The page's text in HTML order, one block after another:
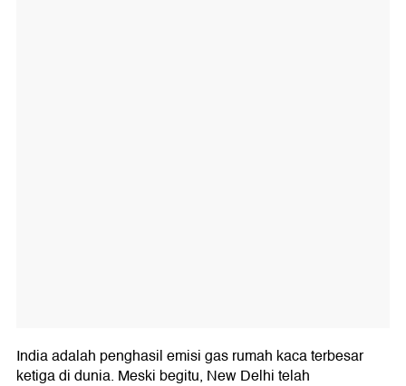
India adalah penghasil emisi gas rumah kaca terbesar
ketiga di dunia. Meski begitu, New Delhi telah